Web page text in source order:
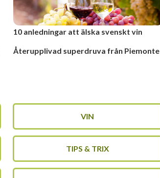
10 anledningar att älska svenskt vin
Återupplivad superdruva från Piemonte
VIN
TIPS & TRIX